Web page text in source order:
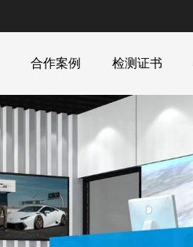
合作案例 检测证书